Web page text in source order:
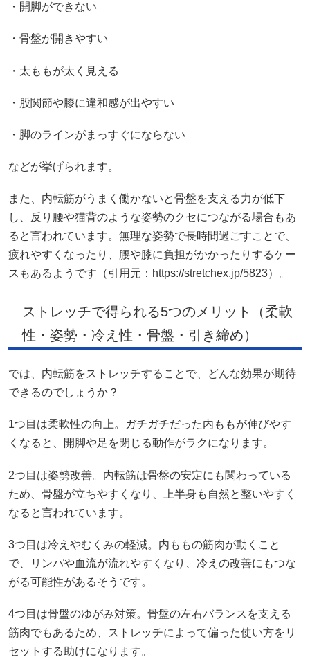
・開脚ができない
・骨盤が開きやすい
・太ももが太く見える
・股関節や膝に違和感が出やすい
・脚のラインがまっすぐにならない
などが挙げられます。
また、内転筋がうまく働かないと骨盤を支える力が低下
し、反り腰や猫背のような姿勢のクセにつながる場合もあ
ると言われています。無理な姿勢で長時間過ごすことで、
疲れやすくなったり、腰や膝に負担がかかったりするケー
スもあるようです（引用元：https://stretchex.jp/5823）。
ストレッチで得られる5つのメリット（柔軟
性・姿勢・冷え性・骨盤・引き締め）
では、内転筋をストレッチすることで、どんな効果が期待
できるのでしょうか？
1つ目は柔軟性の向上。ガチガチだった内ももが伸びやす
くなると、開脚や足を閉じる動作がラクになります。
2つ目は姿勢改善。内転筋は骨盤の安定にも関わっている
ため、骨盤が立ちやすくなり、上半身も自然と整いやすく
なると言われています。
3つ目は冷えやむくみの軽減。内ももの筋肉が動くこと
で、リンパや血流が流れやすくなり、冷えの改善にもつな
がる可能性があるそうです。
4つ目は骨盤のゆがみ対策。骨盤の左右バランスを支える
筋肉でもあるため、ストレッチによって偏った使い方をリ
セットする助けになります。